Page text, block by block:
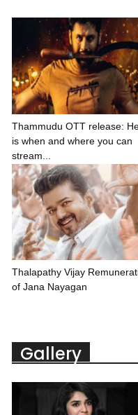
Thammudu OTT release:
is when and where you can
stream...
Thalapathy Vijay
of Jana Nayagan
Gallery